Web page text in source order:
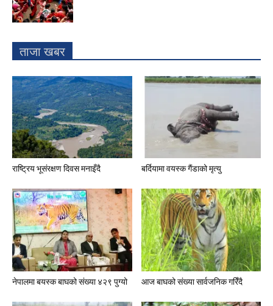
ताजा खबर
राष्ट्रिय भूसंरक्षण दिवस मनाइँदै बर्दियामा वयस्क गैंडाको मृत्यु
नेपालमा बयस्क बाघको संख्या ४२९ पुग्यो आज बाघको संख्या सार्वजनिक गरिँदै